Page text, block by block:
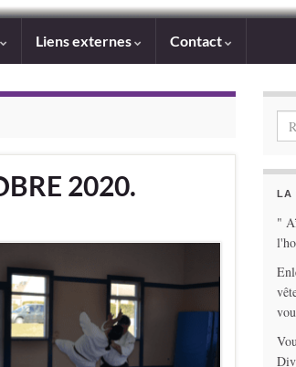
Liens externes Contact
2020. LA
"